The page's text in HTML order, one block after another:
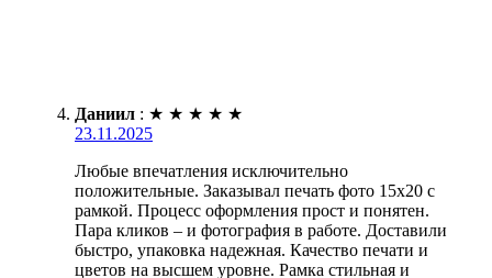
Даниил : ★ ★ ★ ★ ★
23.11.2025
Любые впечатления исключительно
положительные. Заказывал печать фото 15х20 с
рамкой. Процесс оформления прост и понятен.
Пара кликов – и фотография в работе. Доставили
быстро, упаковка надежная. Качество печати и
цветов на высшем уровне. Рамка стильная и